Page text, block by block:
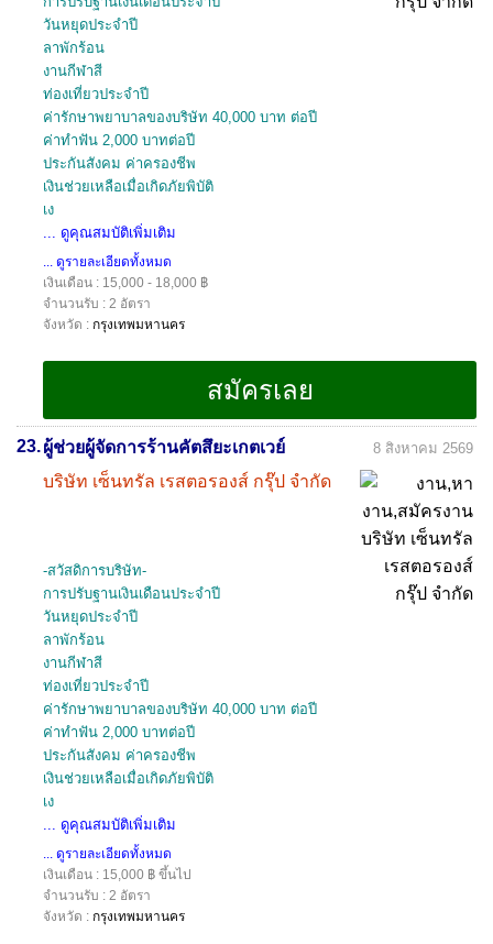
วันหยุดประจำปี
ลาพักร้อน
งานกีฬาสี
ท่องเที่ยวประจำปี
ค่ารักษาพยาบาลของบริษัท 40,000 บาท ต่อปี
ค่าทำฟัน 2,000 บาทต่อปี
ประกันสังคม ค่าครองชีพ
เงินช่วยเหลือเมื่อเกิดภัยพิบัติ
เง
... ดูคุณสมบัติเพิ่มเติม
... ดูรายละเอียดทั้งหมด
เงินเดือน : 15,000 - 18,000 ฿
จำนวนรับ : 2 อัตรา
จังหวัด : กรุงเทพมหานคร
23.ผู้ช่วยผู้จัดการร้านคัตสึยะเกตเวย์
บริษัท เซ็นทรัล เรสตอรองส์ กรุ๊ป จำกัด
8 สิงหาคม 2569
-สวัสดิการบริษัท-
การปรับฐานเงินเดือนประจำปี
วันหยุดประจำปี
ลาพักร้อน
งานกีฬาสี
ท่องเที่ยวประจำปี
ค่ารักษาพยาบาลของบริษัท 40,000 บาท ต่อปี
ค่าทำฟัน 2,000 บาทต่อปี
ประกันสังคม ค่าครองชีพ
เงินช่วยเหลือเมื่อเกิดภัยพิบัติ
เง
... ดูคุณสมบัติเพิ่มเติม
... ดูรายละเอียดทั้งหมด
เงินเดือน : 15,000 ฿ ขึ้นไป
จำนวนรับ : 2 อัตรา
จังหวัด : กรุงเทพมหานคร